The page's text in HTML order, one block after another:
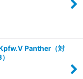
Panther（対